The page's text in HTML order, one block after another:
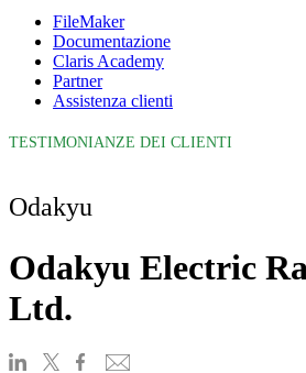
FileMaker
Documentazione
Claris Academy
Partner
Assistenza clienti
TESTIMONIANZE DEI CLIENTI
Odakyu
Odakyu Electric
Ltd.